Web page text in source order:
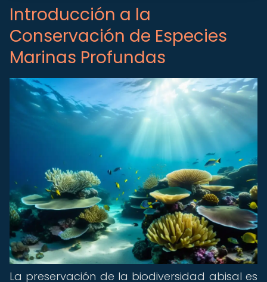
Introducción a la
Conservación de Especies
Marinas Profundas
La preservación de la biodiversidad abisal es